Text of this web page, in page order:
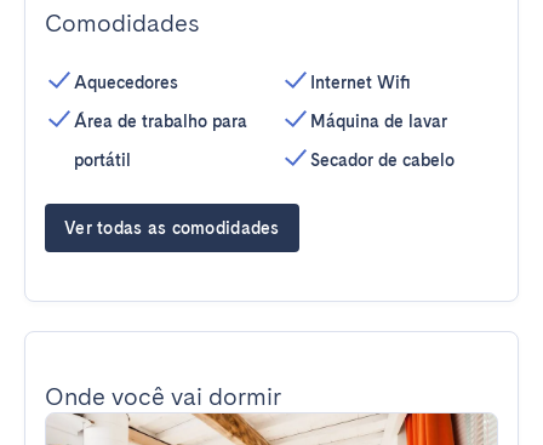
Comodidades
Aquecedores
Área de trabalho para
portátil
Internet Wifi
Máquina de lavar
Secador de cabelo
Ver todas as comodidades
Onde você vai dormir